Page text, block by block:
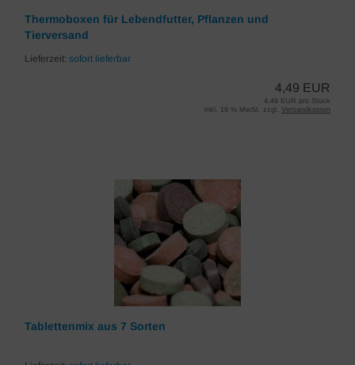
Thermoboxen für Lebendfutter, Pflanzen und
Tierversand
Lieferzeit: sofort lieferbar
4,49 EUR
4,49 EUR pro Stück
inkl. 19 % MwSt. zzgl. Versandkosten
Tablettenmix aus 7 Sorten